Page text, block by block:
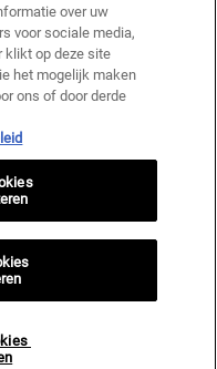
over uw
voor sociale media,
klikt op deze site
het mogelijk maken
ons of door derde